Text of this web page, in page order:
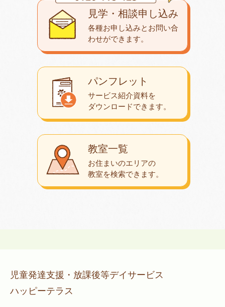
教室一覧
お住まいのエリアの
教室を検索できます。
パンフレット
サービス紹介資料を
ダウンロードできます。
見学・相談申し込み
各種お申し込みとお問い合
わせができます。
児童発達支援・放課後等デイサービス
ハッピーテラス